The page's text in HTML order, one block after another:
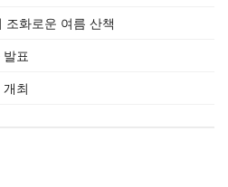
조화로운 여름 산책
표
최